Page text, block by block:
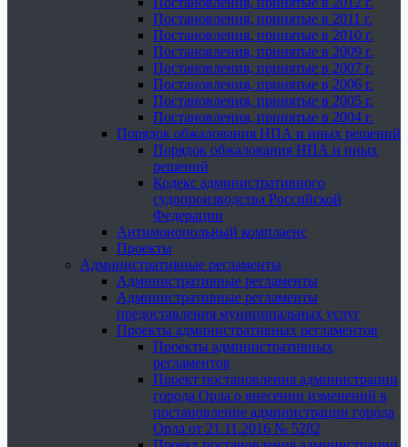
Постановления, принятые в 2011 г.
Постановления, принятые в 2010 г.
Постановления, принятые в 2009 г.
Постановления, принятые в 2007 г.
Постановления, принятые в 2006 г.
Постановления, принятые в 2005 г.
Постановления, принятые в 2004 г.
Порядок обжалования НПА и иных решений
Порядок обжалования НПА и иных
решений
Кодекс административного
судопроизводства Российской
Федерации
Антимонопольный комплаенс
Проекты
Административные регламенты
Административные регламенты
Административные регламенты
предоставления муниципальных услуг
Проекты административных регламентов
Проекты административных
регламентов
Проект постановления администрации
города Орла о внесении изменений в
постановление администрации города
Орла от 21.11.2016 № 5282